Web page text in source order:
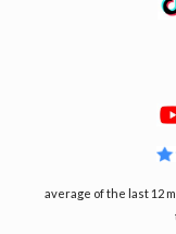
average of the last 12